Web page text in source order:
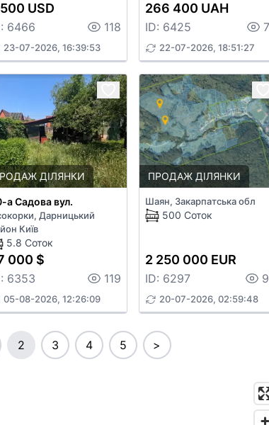
USD
6466 118
23-07-2026, 16:39:53
266 400 UAH
ID: 6425
22-07-2026, 18:51:27
ДІЛЯНКИ
а Садова вул.
Дарницький
Київ
5.8 Соток
000 $
6353 119
05-08-2026, 12:26:09
ПРОДАЖ ДІЛЯНКИ
Шаян, Закарпатська обл
500 Соток
2 250 000 EUR
ID: 6297
20-07-2026, 02:59:48
2 3 4 5 >